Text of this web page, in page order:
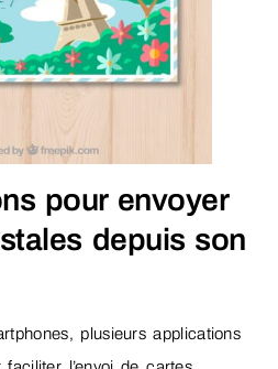
pour envoyer
depuis son
plusieurs applications